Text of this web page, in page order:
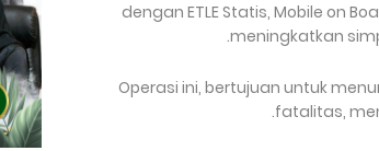
dengan ETLE Statis, Mobile on
meningkatkan
Operasi ini, bertujuan untuk
fatalitas,